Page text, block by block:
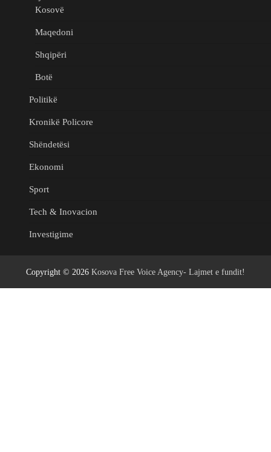
Kosovë
Maqedoni
Shqipëri
Botë
Politikë
Kronikë Policore
Shëndetësi
Ekonomi
Sport
Tech & Inovacion
Investigime